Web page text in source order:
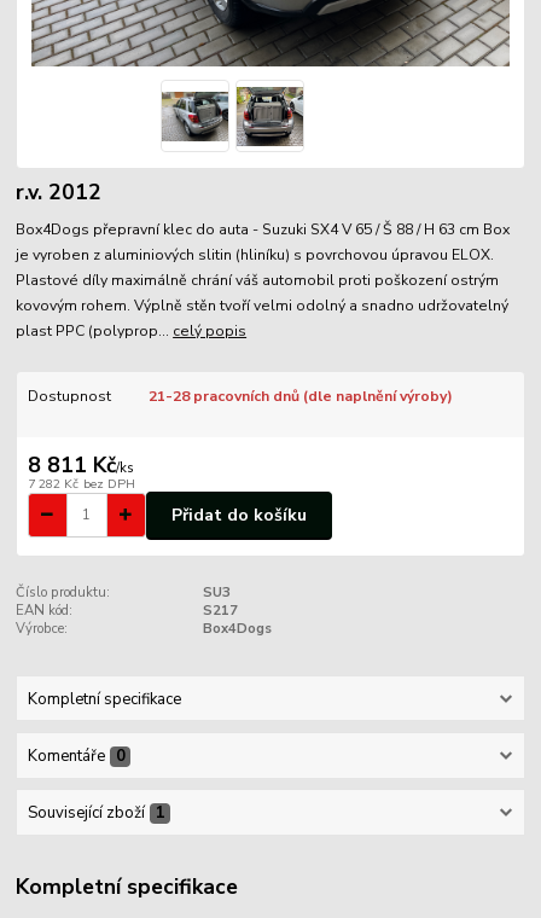
r.v. 2012
Box4Dogs přepravní klec do auta - Suzuki SX4 V 65 / Š 88 / H 63 cm Box
je vyroben z aluminiových slitin (hliníku) s povrchovou úpravou ELOX.
Plastové díly maximálně chrání váš automobil proti poškození ostrým
kovovým rohem. Výplně stěn tvoří velmi odolný a snadno udržovatelný
plast PPC (polyprop... celý popis
Dostupnost 21-28 pracovních dnů (dle naplnění výroby)
8 811 Kč/ks
7 282 Kč bez DPH
Přidat do košíku
Číslo produktu:
SU3
EAN kód:
S217
Výrobce:
Box4Dogs
Kompletní specifikace
Komentáře 0
Související zboží 1
Kompletní specifikace